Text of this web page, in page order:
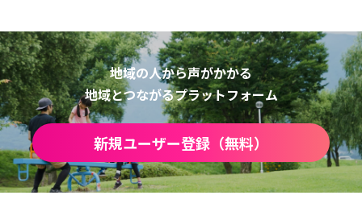
地域の人から声がかかる
地域とつながるプラットフォーム
新規ユーザー登録（無料）